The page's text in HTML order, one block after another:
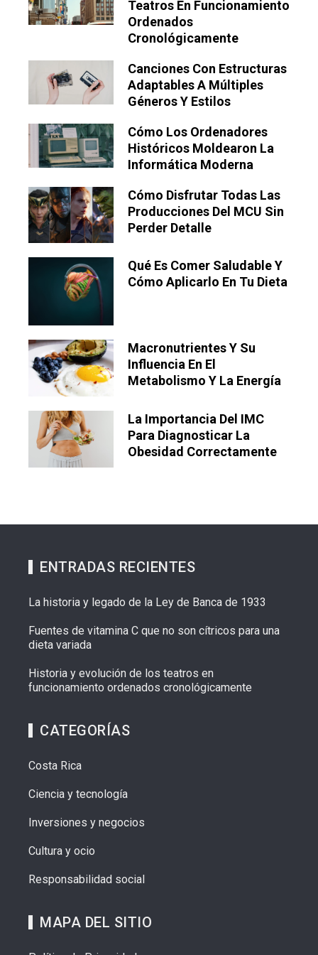
Teatros En Funcionamiento
Ordenados
Cronológicamente
Canciones Con Estructuras
Adaptables A Múltiples
Géneros Y Estilos
Cómo Los Ordenadores
Históricos Moldearon La
Informática Moderna
Cómo Disfrutar Todas Las
Producciones Del MCU Sin
Perder Detalle
Qué Es Comer Saludable Y
Cómo Aplicarlo En Tu Dieta
Macronutrientes Y Su
Influencia En El
Metabolismo Y La Energía
La Importancia Del IMC
Para Diagnosticar La
Obesidad Correctamente
ENTRADAS RECIENTES
La historia y legado de la Ley de Banca de 1933
Fuentes de vitamina C que no son cítricos para una
dieta variada
Historia y evolución de los teatros en
funcionamiento ordenados cronológicamente
CATEGORÍAS
Costa Rica
Ciencia y tecnología
Inversiones y negocios
Cultura y ocio
Responsabilidad social
MAPA DEL SITIO